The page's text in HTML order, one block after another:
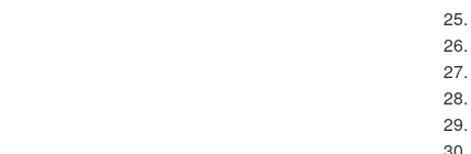
25.
26.
27.
28.
29.